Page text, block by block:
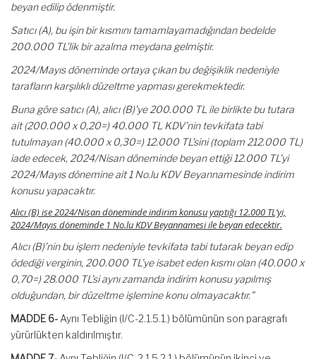
beyan edilip ödenmiştir.
Satıcı (A), bu işin bir kısmını tamamlayamadığından bedelde
200.000 TL’lik bir azalma meydana gelmiştir.
2024/Mayıs döneminde ortaya çıkan bu değişiklik nedeniyle
tarafların karşılıklı düzeltme yapması gerekmektedir.
Buna göre satıcı (A), alıcı (B)’ye 200.000 TL ile birlikte bu tutara
ait (200.000 x 0,20=) 40.000 TL KDV’nin tevkifata tabi
tutulmayan (40.000 x 0,30=) 12.000 TL’sini (toplam 212.000 TL)
iade edecek, 2024/Nisan döneminde beyan ettiği 12.000 TL’yi
2024/Mayıs dönemine ait 1 No.lu KDV Beyannamesinde indirim
konusu yapacaktır.
Alıcı (B) ise 2024/Nisan döneminde indirim konusu yaptığı 12.000 TL’yi,
2024/Mayıs döneminde 1 No.lu KDV Beyannamesi ile beyan edecektir.
Alıcı (B)’nin bu işlem nedeniyle tevkifata tabi tutarak beyan edip
ödediği verginin, 200.000 TL’ye isabet eden kısmı olan (40.000 x
0,70=) 28.000 TL’si aynı zamanda indirim konusu yapılmış
olduğundan, bir düzeltme işlemine konu olmayacaktır.”
MADDE 6- Aynı Tebliğin (I/C-2.1.5.1.) bölümünün son paragrafı
yürürlükten kaldırılmıştır.